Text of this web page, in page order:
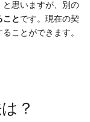
と思いますが、別の
ことです。現在の契
ことができます。
？